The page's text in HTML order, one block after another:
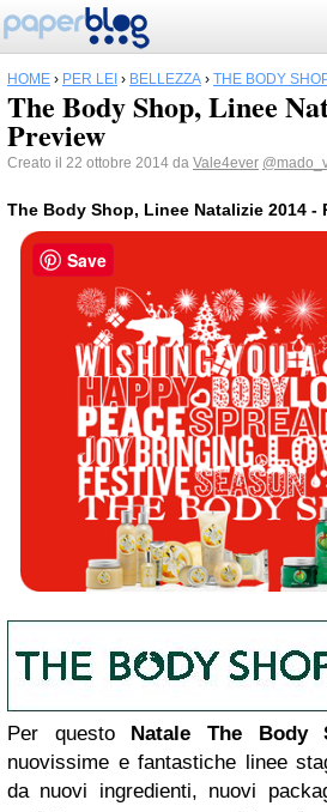
HOME › PER LEI › BELLEZZA › THE BODY
The Body Shop, Linee
Preview
Creato il 22 ottobre 2014 da Vale4ever
The Body Shop, Linee Natalizie 2014 -
Per questo Natale The Body
nuovissime e fantastiche linee
da nuovi ingredienti, nuovi
Save